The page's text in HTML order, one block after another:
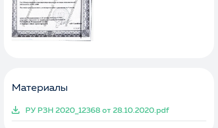
Материалы
РУ РЗН 2020_12368 от 28.10.2020.pdf